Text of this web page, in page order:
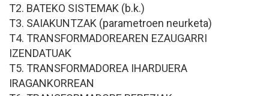
T2. BATEKO SISTEMAK (b.k.)
T3. SAIAKUNTZAK (parametroen neurketa)
T4. TRANSFORMADOREAREN EZAUGARRI
IZENDATUAK
T5. TRANSFORMADOREA IHARDUERA
IRAGANKORREAN